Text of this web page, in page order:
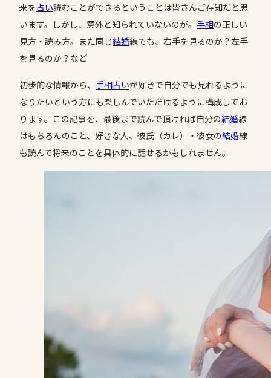
来を占い読むことができるということは皆さんご存知だと思
います。しかし、意外と知られていないのが。 手相の正しい
見方・読み方。また同じ結婚線でも、右手を見るのか？左手
を見るのか？など
初歩的な情報から、 手相占いが好きで自分でも見れるように
なりたいという方にも楽しんでいただけるように構成してお
ります。この記事を、最後まで読んで頂ければ自分の結婚線
はもちろんのこと、好きな人、彼氏（カレ）・彼女の結婚線
も読んで将来のことを具体的に話せるかもしれません。